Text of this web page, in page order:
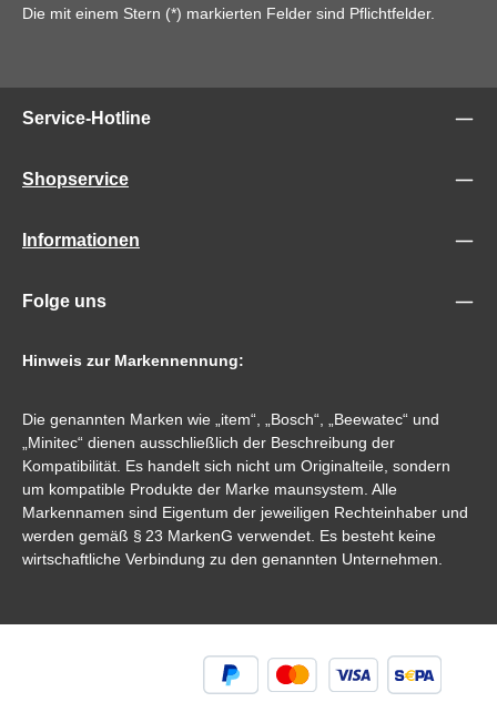
Die mit einem Stern (*) markierten Felder sind Pflichtfelder.
Service-Hotline
Shopservice
Informationen
Folge uns
Hinweis zur Markennennung:
Die genannten Marken wie „item“, „Bosch“, „Beewatec“ und
„Minitec“ dienen ausschließlich der Beschreibung der
Kompatibilität. Es handelt sich nicht um Originalteile, sondern
um kompatible Produkte der Marke maunsystem. Alle
Markennamen sind Eigentum der jeweiligen Rechteinhaber und
werden gemäß § 23 MarkenG verwendet. Es besteht keine
wirtschaftliche Verbindung zu den genannten Unternehmen.